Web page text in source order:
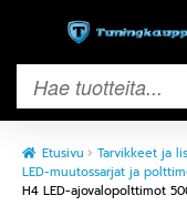
Etusivu Tarvikkeet ja
LED-muutossarjat ja
H4 LED-ajovalopolttimot